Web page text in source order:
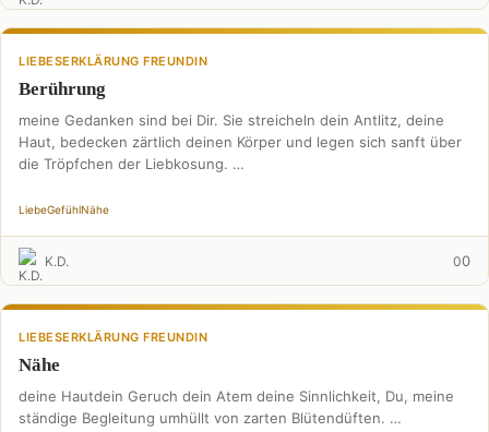
LIEBESERKLÄRUNG FREUNDIN
Berührung
meine Gedanken sind bei Dir. Sie streicheln dein Antlitz, deine
Haut, bedecken zärtlich deinen Körper und legen sich sanft über
die Tröpfchen der Liebkosung. …
LiebeGefühlNähe
K.D. 00
LIEBESERKLÄRUNG FREUNDIN
Nähe
deine Hautdein Geruch dein Atem deine Sinnlichkeit, Du, meine
ständige Begleitung umhüllt von zarten Blütendüften. …